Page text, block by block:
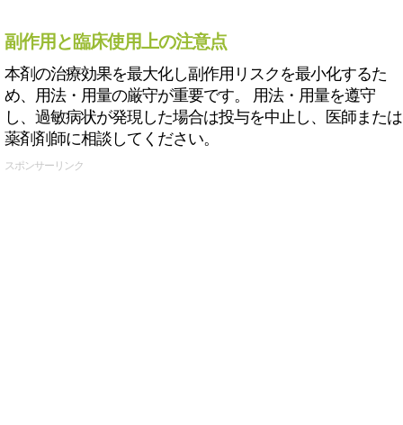
副作用と臨床使用上の注意点
本剤の治療効果を最大化し副作用リスクを最小化するた
め、用法・用量の厳守が重要です。 用法・用量を遵守
し、過敏病状が発現した場合は投与を中止し、医師または
薬剤剤師に相談してください。
スポンサーリンク